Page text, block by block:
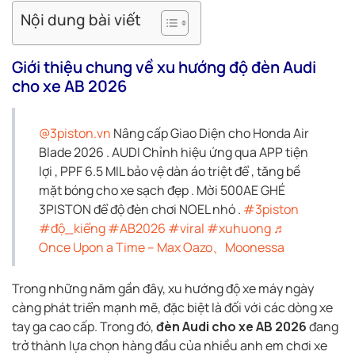
Nội dung bài viết
Giới thiệu chung về xu hướng độ đèn Audi
cho xe AB 2026
@3piston.vn Nâng cấp Giao Diện cho Honda Air
Blade 2026 . AUDI Chỉnh hiệu ứng qua APP tiện
lợi , PPF 6.5 MIL bảo vệ dàn áo triệt để , tăng bề
mặt bóng cho xe sạch đẹp . Mời 500AE GHÉ
3PISTON để độ đèn chơi NOEL nhó . #3piston
#độ_kiểng#AB2026 #viral #xuhuong ♬
Once Upon a Time – Max Oazo、Moonessa
Trong những năm gần đây, xu hướng độ xe máy ngày
càng phát triển mạnh mẽ, đặc biệt là đối với các dòng xe
tay ga cao cấp. Trong đó,đèn Audi cho xe AB 2026đang
trở thành lựa chọn hàng đầu của nhiều anh em chơi xe